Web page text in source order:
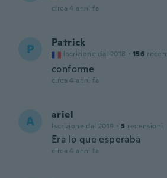
circa 4 anni fa
P Patrick
Iscrizione dal 2018 · 156
conforme
circa 4 anni fa
A ariel
Iscrizione dal 2019 · 5 recensioni
Era lo que esperaba
circa 4 anni fa